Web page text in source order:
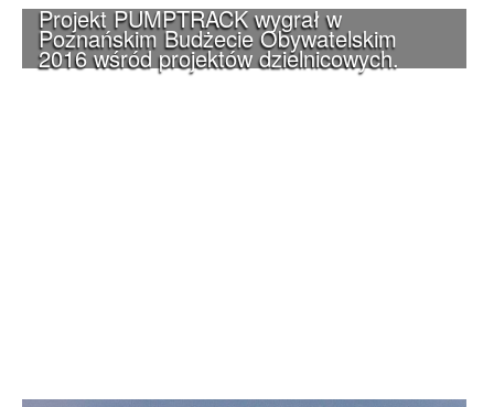
Projekt PUMPTRACK wygrał w
Poznańskim Budżecie Obywatelskim
2016 wśród projektów dzielnicowych.